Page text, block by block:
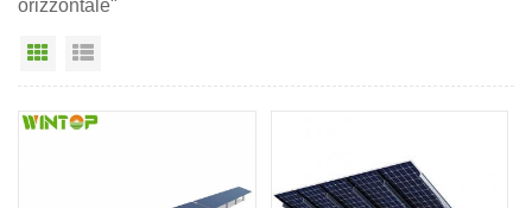
orizzontale"
Vista a griglia